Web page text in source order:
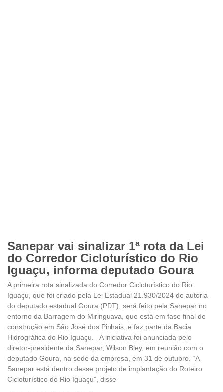
Sanepar vai sinalizar 1ª rota da Lei
do Corredor Cicloturístico do Rio
Iguaçu, informa deputado Goura
A primeira rota sinalizada do Corredor Cicloturístico do Rio
Iguaçu, que foi criado pela Lei Estadual 21.930/2024 de autoria
do deputado estadual Goura (PDT), será feito pela Sanepar no
entorno da Barragem do Miringuava, que está em fase final de
construção em São José dos Pinhais, e faz parte da Bacia
Hidrográfica do Rio Iguaçu. A iniciativa foi anunciada pelo
diretor-presidente da Sanepar, Wilson Bley, em reunião com o
deputado Goura, na sede da empresa, em 31 de outubro. “A
Sanepar está dentro desse projeto de implantação do Roteiro
Cicloturístico do Rio Iguaçu”, disse